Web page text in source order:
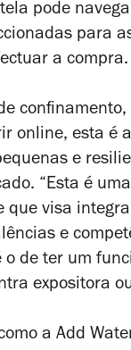
pode
para
a compra.
online, esta é
e
“Esta é
que visa
e
de ter um
expositora
a Add